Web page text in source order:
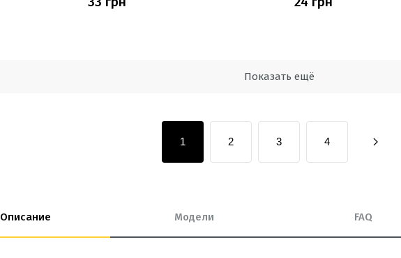
Показать ещё
1 2 3 4
Описание Модели FAQ